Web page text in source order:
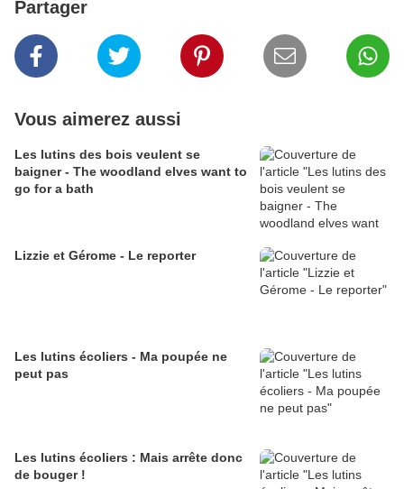
Partager
Vous aimerez aussi
Les lutins des bois veulent se
baigner - The woodland elves want to
go for a bath
Lizzie et Gérome - Le reporter
Les lutins écoliers - Ma poupée ne
peut pas
Les lutins écoliers : Mais arrête donc
de bouger !